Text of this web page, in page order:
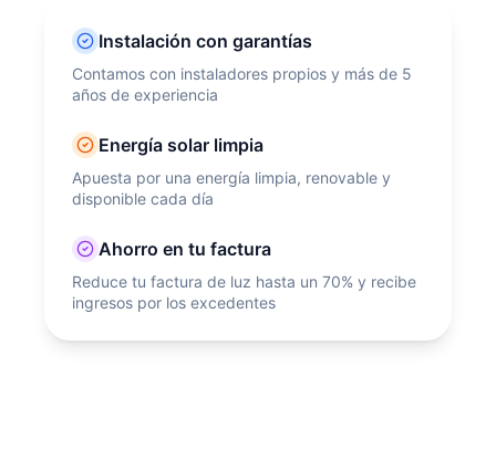
Instalación con garantías
Contamos con instaladores propios y más de 5
años de experiencia
Energía solar limpia
Apuesta por una energía limpia, renovable y
disponible cada día
Ahorro en tu factura
Reduce tu factura de luz hasta un 70% y recibe
ingresos por los excedentes